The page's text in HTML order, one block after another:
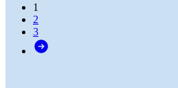
1
2
3